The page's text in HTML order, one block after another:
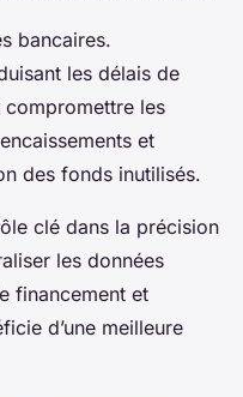
bancaires.
les délais de
compromettre les
et
des fonds inutilisés.
clé dans la précision
les données
financement et
d’une meilleure